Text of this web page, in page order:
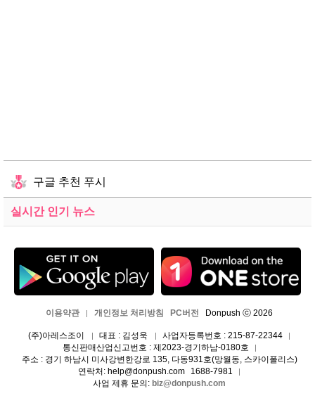
구글 추천 푸시
실시간 인기 뉴스
이용약관 | 개인정보 처리방침 PC버전 Donpush ⓒ 2026
(주)아레스조이 | 대표 : 김성욱 | 사업자등록번호 : 215-87-22344 |
통신판매산업신고번호 : 제2023-경기하남-0180호 |
주소 : 경기 하남시 미사강변한강로 135, 다동931호(망월동, 스카이폴리스)
연락처: help@donpush.com
1688-7981 |
사업 제휴 문의: biz@donpush.com